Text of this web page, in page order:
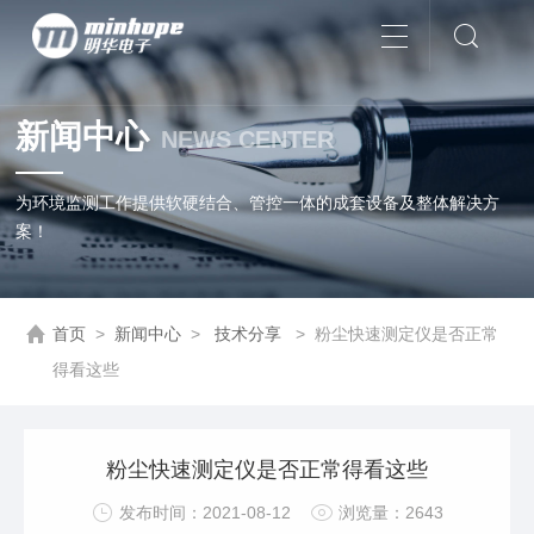
新闻中心 NEWS CENTER
为环境监测工作提供软硬结合、管控一体的成套设备及整体解决方
案！
首页 > 新闻中心 > 技术分享 > 粉尘快速测定仪是否正常
得看这些
粉尘快速测定仪是否正常得看这些
发布时间：2021-08-12 浏览量：2643